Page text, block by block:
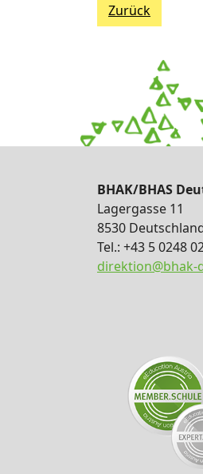
Zurück
BHAK/BHAS
Lagergasse 11
8530
Tel.: +43 5 0248
direktion@bhak-